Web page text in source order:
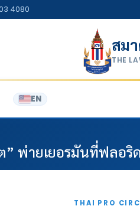
4080
สม
THE
EN
” พ่ายเยอรมันที่ฟลอริ
THAI PRO